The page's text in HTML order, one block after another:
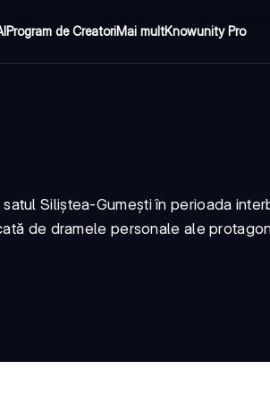
Program de CreatoriMai multKnowunity Pro
Siliștea-Gumești în perioada
de dramele personale ale